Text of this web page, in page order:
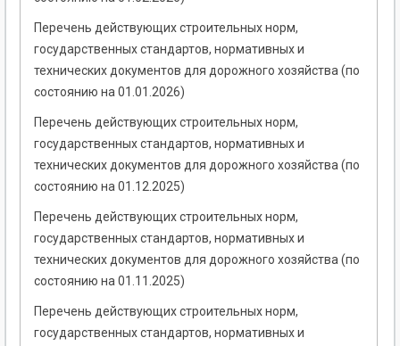
Перечень действующих строительных норм,
государственных стандартов, нормативных и
технических документов для дорожного хозяйства (по
состоянию на 01.01.2026)
Перечень действующих строительных норм,
государственных стандартов, нормативных и
технических документов для дорожного хозяйства (по
состоянию на 01.12.2025)
Перечень действующих строительных норм,
государственных стандартов, нормативных и
технических документов для дорожного хозяйства (по
состоянию на 01.11.2025)
Перечень действующих строительных норм,
государственных стандартов, нормативных и